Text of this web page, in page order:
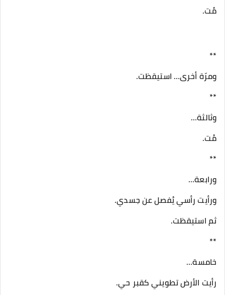
مُت.
**
ومرّة أخرى… استيقظت.
**
وثالثة…
مُت.
**
ورابعة…
ورأيت رأسي يُفصل عن جسدي.
ثم استيقظت.
**
خامسة…
رأيت الأرض تطويني كقبر حي.